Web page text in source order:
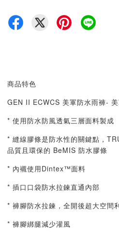
商品特色
GEN II ECWCS 美軍防水雨褲-
* 使用防水防風透氣三層面料製成
* 縫線膠條是防水性的關鍵點，
品質且環保的 BeMIS 防水膠條
* 內襯使用Dintex™面料
* 插口口袋防水拉鍊直通內部
* 褲腳防水拉鍊，全開後超大空間
* 褲腳綁腿減少灌風